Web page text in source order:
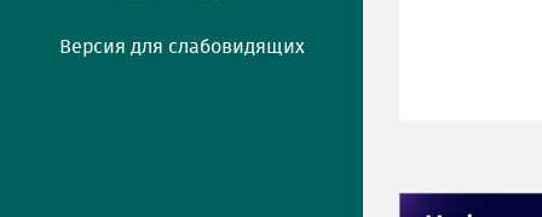
Версия для слабовидящих